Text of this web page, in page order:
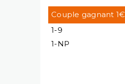
Couple gagnant 1€
1-9
1-NP